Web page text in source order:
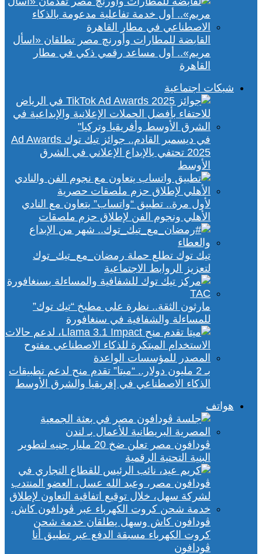
القابضة للمطارات وأورنچ مصر تطلقان «اسأل
مريم».. أول مساعد رقمي ذكي في مطار
القاهرة
شبكات اجتماعية
في ديسمبر القادم.. جوائز تيك توك Ad Awards
2025 تحتفي بالإبداع الإعلاني في الشرق
الأوسط
لأول مرة.. تطبيق “واتساب” يتعاون مع النادي
الأهلي ونجوم الفن لإطلاق حزم ملصقات
تيك توك تطلع حملة رمضان_مع_تيك_توك
لتعزيز الروابط الاجتماعية
مارثون الثقة.. نظرة على مطبخ “تيك توك”
للمساءلة والشفافية في سنغافورة
بـ 2 مليون دولار.. “ميتا” تقدم منح لدعم تطبيقات
الذكاء الاصطناعي في إفريقيا والشرق الأوسط
هواتف
ڤودافون مصر تعلن ضخ 20 مليار جنيه لتطوير
البنية التحتية الرقمية
ڤودافون كاش وسهل يطلقان خدمة شحن
كروت الكهرباء مسبقة الدفع عبر تطبيق أنا
ڤودافون